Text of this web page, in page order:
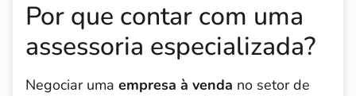
Por que contar com uma
assessoria especializada?
Negociar uma empresa à venda no setor de